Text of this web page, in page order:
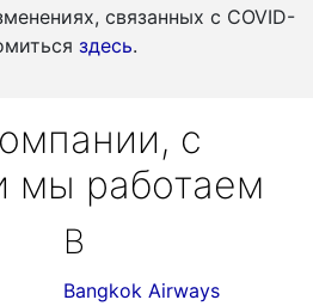
связанных c COVID-
здесь.
с
мы работаем
B
Bangkok Airways